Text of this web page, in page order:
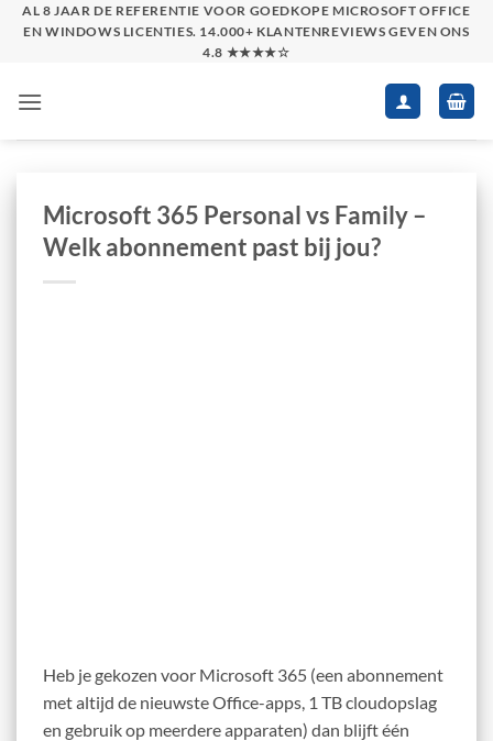
SkipAL 8 JAAR DE REFERENTIE VOOR GOEDKOPE MICROSOFT OFFICE
EN WINDOWS LICENTIES. 14.000+ KLANTENREVIEWS GEVEN ONS
4.8 ★★★★☆
Microsoft 365 Personal vs Family –
Welk abonnement past bij jou?
Heb je gekozen voor Microsoft 365 (een abonnement
met altijd de nieuwste Office-apps, 1 TB cloudopslag
en gebruik op meerdere apparaten) dan blijft één